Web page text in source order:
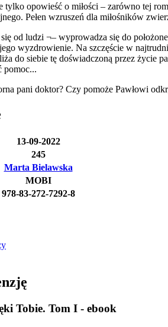
tylko opowieść o miłości – zarówno tej
Pełen wzruszeń dla miłośników
od ludzi ¬– wyprowadza się do
wyzdrowienie. Na szczęście w
do siebie tę doświadczoną przez życie
pomoc...
pani doktor? Czy pomoże Pawłowi
13-09-2022
245
Marta Bielawska
MOBI
978-83-272-7292-8
Tobie. Tom I - ebook